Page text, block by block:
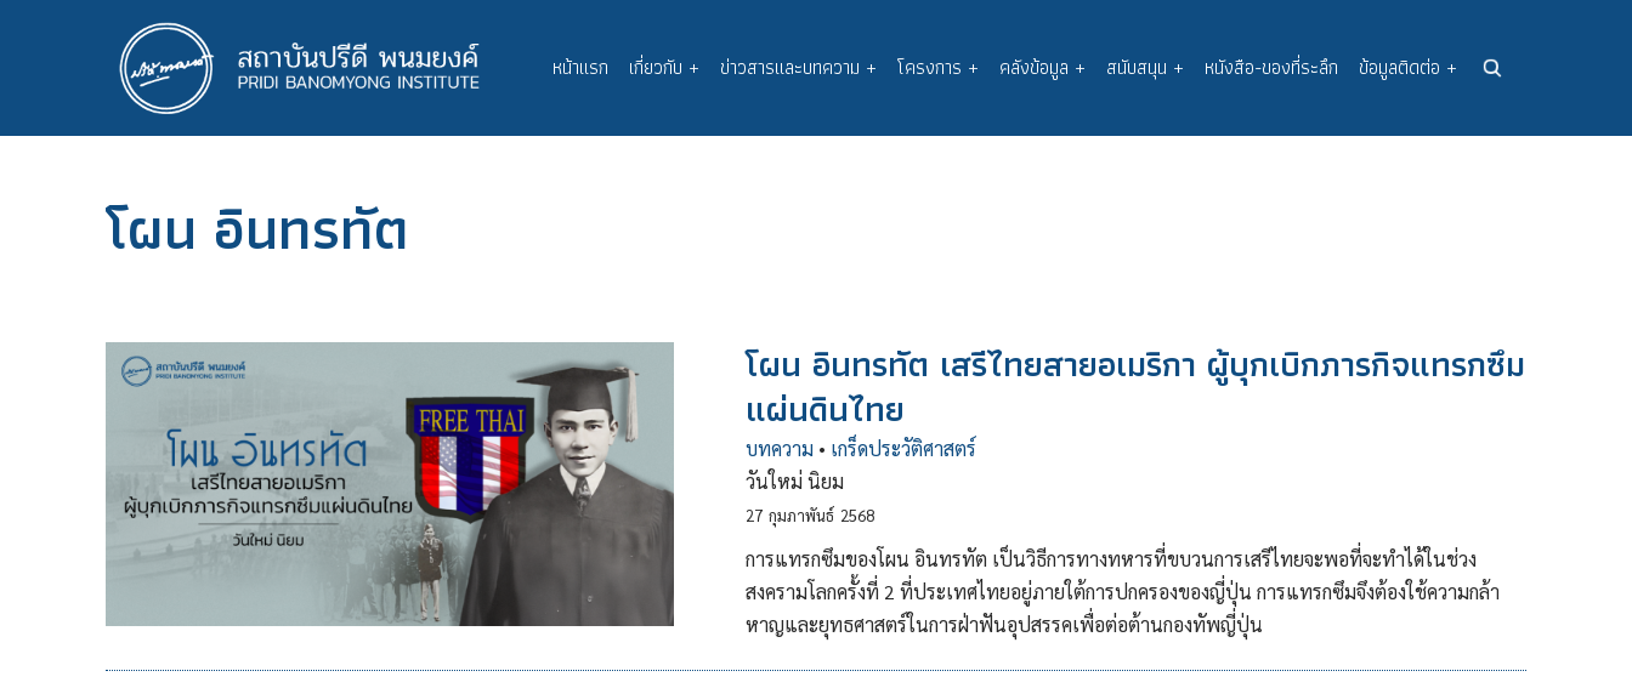
Main
navigation
หน้าแรก เกี่ยวกับ + ข่าวสารและบทความ + โครงการ + คลังข้อมูล + สนับสนุน + หนังสือ-ของที่ระลึก ข้อมูลติดต่อ +
โผน อินทรทัต
โผน อินทรทัต เสรีไทยสายอเมริกา ผู้บุกเบิกภารกิจแทรกซึม
แผ่นดินไทย
บทความ • เกร็ดประวัติศาสตร์
วันใหม่ นิยม
27 กุมภาพันธ์ 2568
การแทรกซึมของโผน อินทรทัต เป็นวิธีการทางทหารที่ขบวนการเสรีไทยจะพอที่จะทำได้ในช่วง
สงครามโลกครั้งที่ 2 ที่ประเทศไทยอยู่ภายใต้การปกครองของญี่ปุ่น การแทรกซึมจึงต้องใช้ความกล้า
หาญและยุทธศาสตร์ในการฝ่าฟันอุปสรรคเพื่อต่อต้านกองทัพญี่ปุ่น